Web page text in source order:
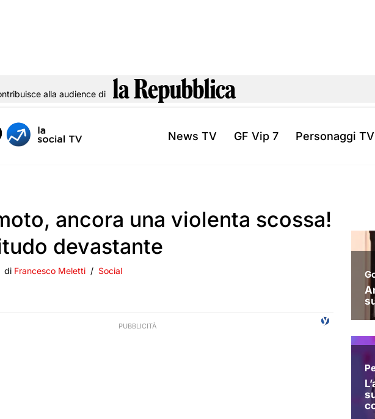
alla audience di
News TV GF Vip 7 Personaggi TV
ancora una violenta scossa!
devastante
di Francesco Meletti Social